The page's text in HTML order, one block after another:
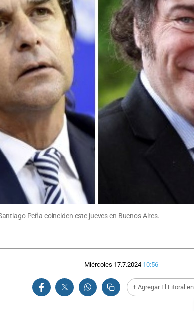
Peña coinciden este jueves en Buenos Aires.
Miércoles 17.7.2024 10:56
+ Agregar El Litoral en